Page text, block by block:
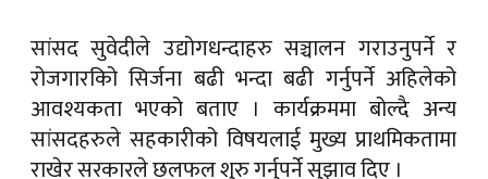
सांसद सुवेदीले उद्योगधन्दाहरु सञ्चालन गराउनुपर्ने र
रोजगारकिो सिर्जना बढी भन्दा बढी गर्नुपर्ने अहिलेको
आवश्यकता भएको बताए । कार्यक्रममा बोल्दै अन्य
सांसदहरुले सहकारीको विषयलाई मुख्य प्राथमिकतामा
राखेर सरकारले छलफल शुरु गर्नुपर्ने सुझाव दिए ।